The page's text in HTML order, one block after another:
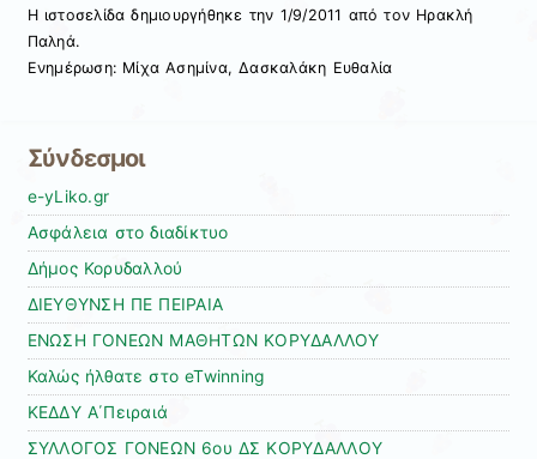
Η ιστοσελίδα δημιουργήθηκε την 1/9/2011 από τον Ηρακλή
Παληά.
Ενημέρωση: Μίχα Ασημίνα, Δασκαλάκη Ευθαλία
Σύνδεσμοι
e-yLiko.gr
Ασφάλεια στο διαδίκτυο
Δήμος Κορυδαλλού
ΔΙΕΥΘΥΝΣΗ ΠΕ ΠΕΙΡΑΙΑ
ΕΝΩΣΗ ΓΟΝΕΩΝ ΜΑΘΗΤΩΝ ΚΟΡΥΔΑΛΛΟΥ
Καλώς ήλθατε στο eTwinning
ΚΕΔΔΥ Α΄Πειραιά
ΣΥΛΛΟΓΟΣ ΓΟΝΕΩΝ 6ου ΔΣ ΚΟΡΥΔΑΛΛΟΥ